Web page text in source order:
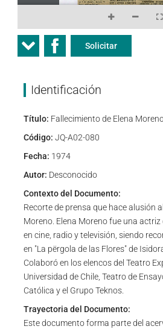
Solicitar
Identificación
Título: Fallecimiento de Elena
Código: JQ-A02-080
Fecha: 1974
Autor: Desconocido
Contexto del Documento:
Recorte de prensa que hace alusión
Moreno. Elena Moreno fue una
en cine, radio y televisión, siendo
en "La përgola de las Flores" de
Colaboró en los elencos del Teatro
Universidad de Chile, Teatro de
Católica y el Grupo Teknos.
Trayectoria del Documento:
Este documento forma parte del